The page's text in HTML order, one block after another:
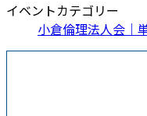
イベントカテゴリー
小倉倫理法人会｜